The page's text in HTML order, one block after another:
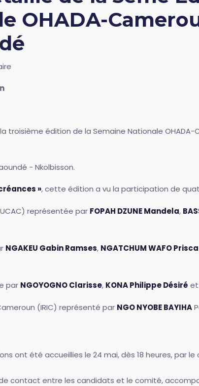
OHADA-
troisième édition de la Semaine Nationale
- Nkolbisson.
», cette édition a vu la participation de
représentée par FOPAH DZUNE Mandela,
NGAKEU Gabin Ramses, NGATCHUM WAFO
par NGOYOGNO Clarisse, KONA Philippe Désiré et
(IRIC) représenté par NGO NYOBE BAYIHA
ont été accueillies le 24 mai, dès 18 heures, par
contact entre les candidats et le comité,